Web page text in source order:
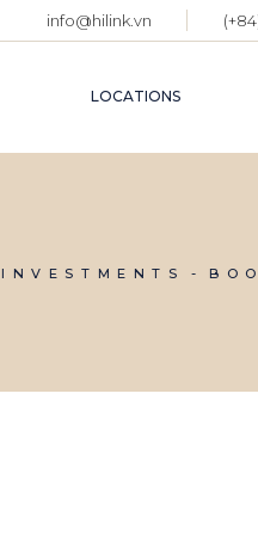
info@hilink.vn
LOCATIONS
INVESTMENTS